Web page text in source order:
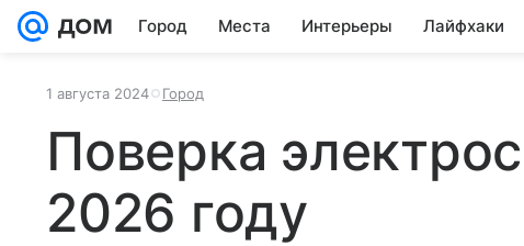
Город Места Интерьеры Лайфхаки
1 августа 2024 Город
Поверка
2026 году